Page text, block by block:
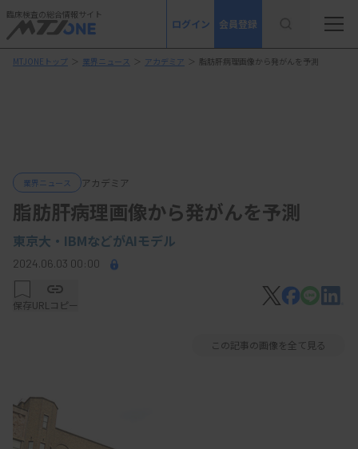
臨床検査の総合情報サイト
ログイン 会員登録
MTJONEトップ ＞ 業界ニュース ＞ アカデミア ＞ 脂肪肝病理画像から発がんを予測
業界ニュース アカデミア
脂肪肝病理画像から発がんを予測
東京大・IBMなどがAIモデル
2024.06.03 00:00
保存URLコピー
この記事の画像を全て見る